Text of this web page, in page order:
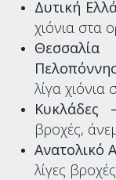
Δυτική
χιόνια στα
λίγα χιόνια
Κυκλάδες
βροχές,
Ανατολικό
λίγες